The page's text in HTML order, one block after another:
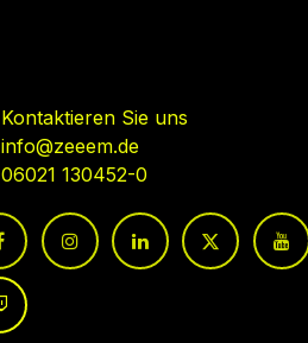
Kontaktieren Sie uns
info@zeeem.de
06021 130452-0